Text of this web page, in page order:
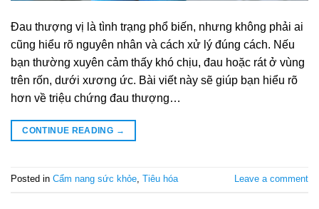
Đau thượng vị là tình trạng phổ biến, nhưng không phải ai
cũng hiểu rõ nguyên nhân và cách xử lý đúng cách. Nếu
bạn thường xuyên cảm thấy khó chịu, đau hoặc rát ở vùng
trên rốn, dưới xương ức. Bài viết này sẽ giúp bạn hiểu rõ
hơn về triệu chứng đau thượng…
CONTINUE READING →
Posted in Cẩm nang sức khỏe, Tiêu hóa Leave a comment